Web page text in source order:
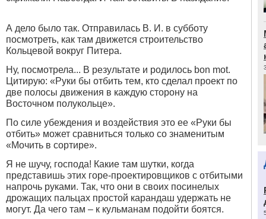
А дело было так. Отправилась В. И. в субботу
посмотреть, как там движется строительство
Кольцевой вокруг Питера.
Ну, посмотрела... В результате и родилось bon mot.
Цитирую: «Руки бы отбить тем, кто сделал проект по
две полосы движения в каждую сторону на
Восточном полукольце».
По силе убеждения и воздействия это ее «Руки бы
отбить» может сравниться только со знаменитым
«Мочить в сортире».
Я не шучу, господа! Какие там шутки, когда
представишь этих горе-проектировщиков с отбитыми
напрочь руками. Так, что они в своих посинелых
дрожащих пальцах простой карандаш удержать не
могут. Да чего там – к кульманам подойти боятся.